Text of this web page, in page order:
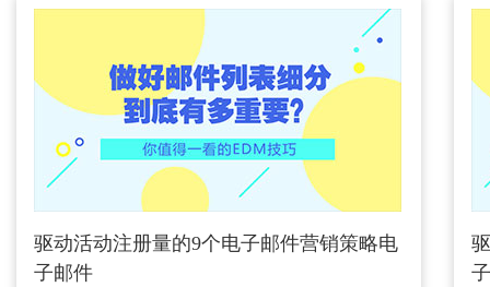
驱动活动注册量的9个电子邮件营销策略电
子邮件